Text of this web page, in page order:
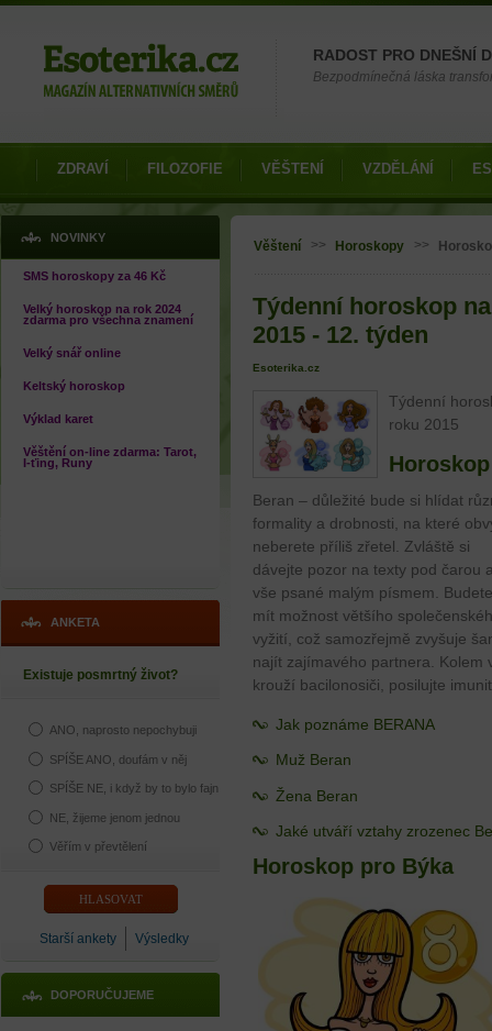
RADOST PRO DNEŠNÍ
Bezpodmínečná láska
ZDRAVÍ FILOZOFIE VĚŠTENÍ VZDĚLÁNÍ
NOVINKY
SMS horoskopy za 46 Kč
Velký horoskop na rok 2024
zdarma pro všechna znamení
Velký snář online
Keltský horoskop
Výklad karet
Věštění on-line zdarma: Tarot,
I-ťing, Runy
ANKETA
Existuje posmrtný život?
ANO, naprosto nepochybuji
SPÍŠE ANO, doufám v něj
SPÍŠE NE, i když by to bylo fajn
NE, žijeme jenom jednou
Věřím v převtělení
Starší ankety Výsledky
DOPORUČUJEME
Jste zde
Věštení >> Horoskopy >>
Týdenní horoskop
2015 - 12. týden
Esoterika.cz
Týdenní
roku 2015
Beran – důležité bude si hlídat
formality a drobnosti, na které
neberete příliš zřetel. Zvláště si
dávejte pozor na texty pod čarou
vše psané malým písmem. Budete
mít možnost většího
vyžití, což samozřejmě zvyšuje
najít zajímavého partnera. Kolem
krouží bacilonosiči, posilujte
Jak poznáme BERANA
Muž Beran
Žena Beran
Jaké utváří vztahy zrozenec
Horoskop pro Býka